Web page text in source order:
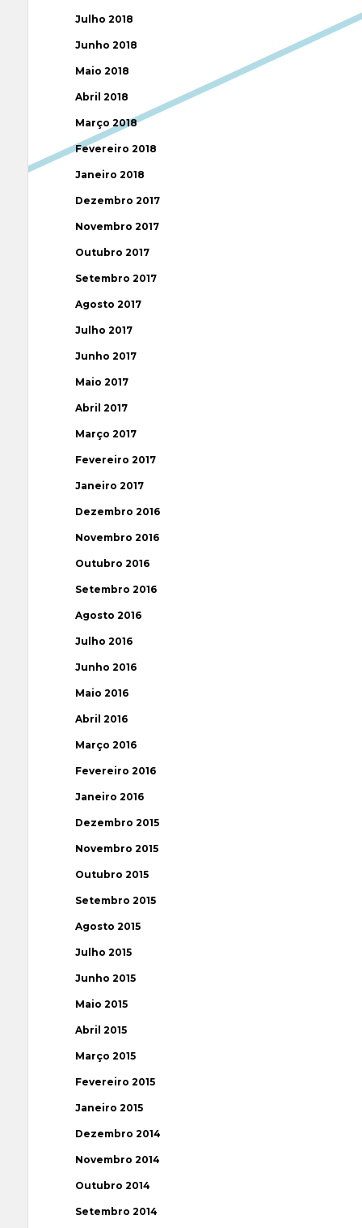
Julho 2018
Junho 2018
Maio 2018
Abril 2018
Março 2018
Fevereiro 2018
Janeiro 2018
Dezembro 2017
Novembro 2017
Outubro 2017
Setembro 2017
Agosto 2017
Julho 2017
Junho 2017
Maio 2017
Abril 2017
Março 2017
Fevereiro 2017
Janeiro 2017
Dezembro 2016
Novembro 2016
Outubro 2016
Setembro 2016
Agosto 2016
Julho 2016
Junho 2016
Maio 2016
Abril 2016
Março 2016
Fevereiro 2016
Janeiro 2016
Dezembro 2015
Novembro 2015
Outubro 2015
Setembro 2015
Agosto 2015
Julho 2015
Junho 2015
Maio 2015
Abril 2015
Março 2015
Fevereiro 2015
Janeiro 2015
Dezembro 2014
Novembro 2014
Outubro 2014
Setembro 2014